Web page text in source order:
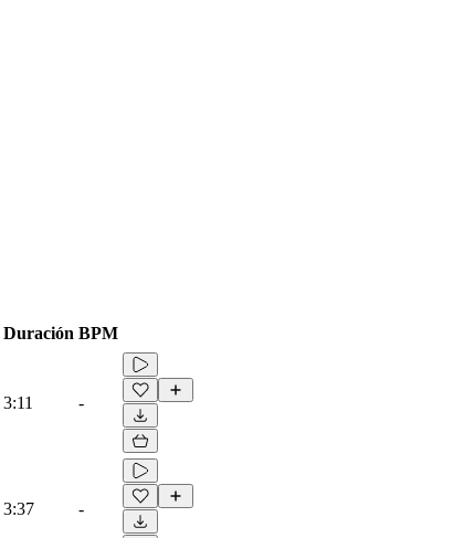
Duración BPM
3:11 -
3:37 -